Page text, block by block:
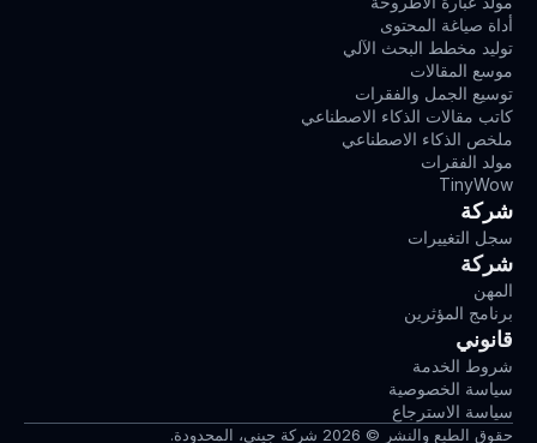
أداة صياغة المحتوى
توليد مخطط البحث الآلي
موسع المقالات
توسيع الجمل والفقرات
كاتب مقالات الذكاء الاصطناعي
ملخص الذكاء الاصطناعي
مولد الفقرات
TinyWow
شركة
سجل التغييرات
شركة
المهن
برنامج المؤثرين
قانوني
شروط الخدمة
سياسة الخصوصية
سياسة الاسترجاع
حقوق الطبع والنشر © 2026 شركة جيني، المحدودة.